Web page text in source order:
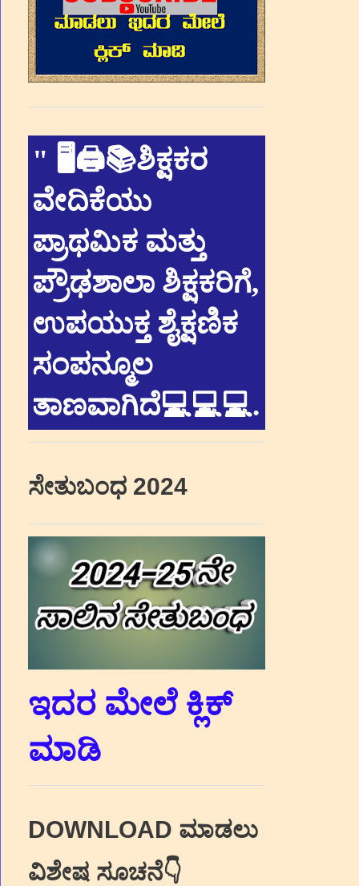
" 🖥🖨📚ಶಿಕ್ಷಕರ
ವೇದಿಕೆಯು
ಪ್ರಾಥಮಿಕ ಮತ್ತು
ಪ್ರೌಢಶಾಲಾ ಶಿಕ್ಷಕರಿಗೆ,
ಉಪಯುಕ್ತ ಶೈಕ್ಷಣಿಕ
ಸಂಪನ್ಮೂಲ
ತಾಣವಾಗಿದೆ💻💻💻.
ಸೇತುಬಂಧ 2024
ಇದರ ಮೇಲೆ ಕ್ಲಿಕ್‌
ಮಾಡಿ
DOWNLOAD ಮಾಡಲು
ವಿಶೇಷ ಸೂಚನೆ👇